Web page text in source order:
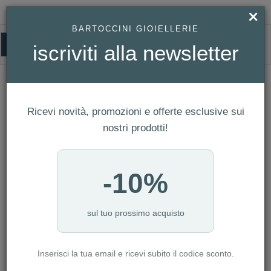
M'AMA
CATEGORIA: ANELLI
CATEGORIA: BRACCIALI
CATEGORIA: CIONDOLI
CATEGORIA: COLLANE
CATEGORIA: ORECCHINI
CATEGORIA: COLLANE CON DIAMANTI
×
BARTOCCINI GIOIELLERIE
iscriviti alla newsletter
Ricevi novità, promozioni e offerte esclusive sui
nostri prodotti!
-10%
sul tuo prossimo acquisto
Inserisci la tua email e ricevi subito il codice sconto.